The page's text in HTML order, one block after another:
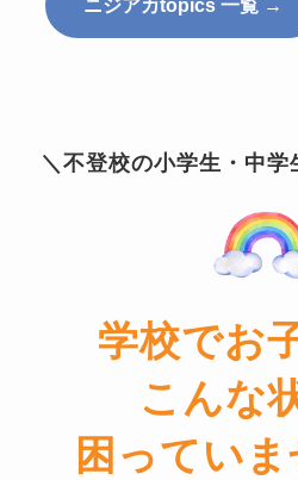
ニジアカtopics 一覧 →
＼不登校の小学生・中学
学校でお
こんな
困ってい